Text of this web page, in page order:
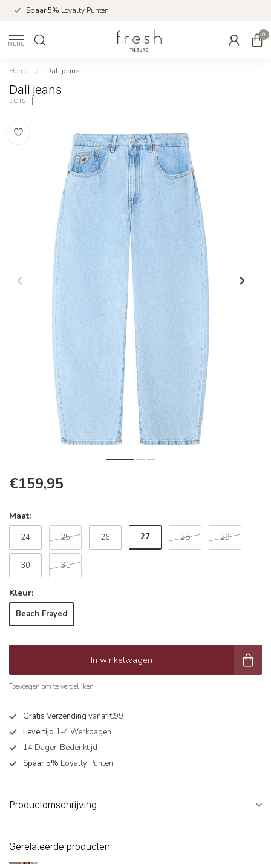
Spaar 5% Loyalty Punten
MENU
0
Home / Dali jeans
Dali jeans
LOIS
€159,95
Maat:
24 25 26 27 28 29
30 31
Kleur:
Beach Frayed
In winkelwagen
Toevoegen om te vergelijken
Gratis Verzending vanaf €99
Levertijd 1-4 Werkdagen
14 Dagen Bedenktijd
Spaar 5% Loyalty Punten
Productomschrijving
Gerelateerde producten